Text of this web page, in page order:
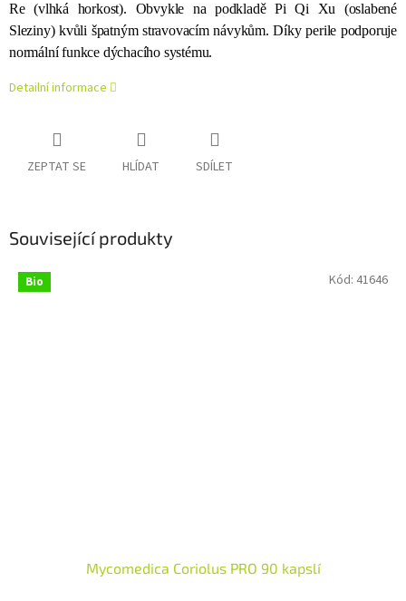
Re (vlhká horkost). Obvykle na podkladě Pi Qi Xu (oslabené
Sleziny) kvůli špatným stravovacím návykům. Díky perile podporuje
normální funkce dýchacího systému.
Detailní informace
ZEPTAT SE HLÍDAT SDÍLET
Související produkty
Bio
Mycomedica Coriolus PRO 90 kapslí
Kód: 41646